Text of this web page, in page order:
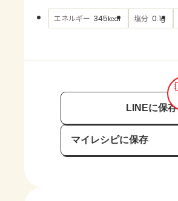
AJINOMOTO PARK とは
エネルギー 345kcal 塩分 0.1g
LINEに保存
マイレシピに保存
保存済み